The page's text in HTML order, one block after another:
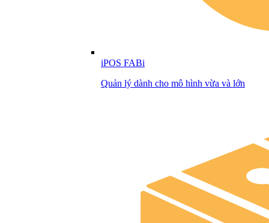
iPOS FABi
Quản lý dành cho mô hình vừa và lớn